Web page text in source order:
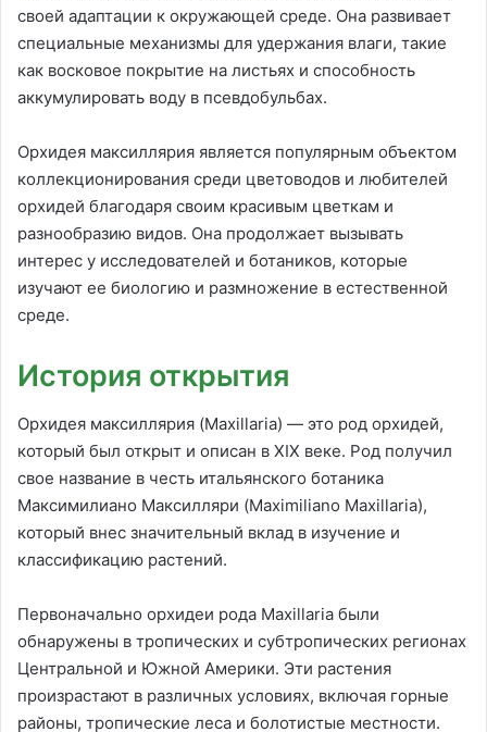
своей адаптации к окружающей среде. Она развивает
специальные механизмы для удержания влаги, такие
как восковое покрытие на листьях и способность
аккумулировать воду в псевдобульбах.
Орхидея максиллярия является популярным объектом
коллекционирования среди цветоводов и любителей
орхидей благодаря своим красивым цветкам и
разнообразию видов. Она продолжает вызывать
интерес у исследователей и ботаников, которые
изучают ее биологию и размножение в естественной
среде.
История открытия
Орхидея максиллярия (Maxillaria) — это род орхидей,
который был открыт и описан в XIX веке. Род получил
свое название в честь итальянского ботаника
Максимилиано Максилляри (Maximiliano Maxillaria),
который внес значительный вклад в изучение и
классификацию растений.
Первоначально орхидеи рода Maxillaria были
обнаружены в тропических и субтропических регионах
Центральной и Южной Америки. Эти растения
произрастают в различных условиях, включая горные
районы, тропические леса и болотистые местности.